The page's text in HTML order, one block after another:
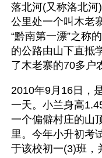
落北河(又称洛北
公里处一个叫木老
“黔南第一漂”之称
的公路由山下直抵
了木老寨的70多户
2010年9月16日，
一天。小兰身高
一个偏僻村庄的山
里。今年小升初考
于该校初一(3)班，